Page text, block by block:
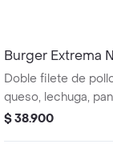
Burger Extrema
Doble filete de
queso, lechuga,
picante estilo
$ 38.900